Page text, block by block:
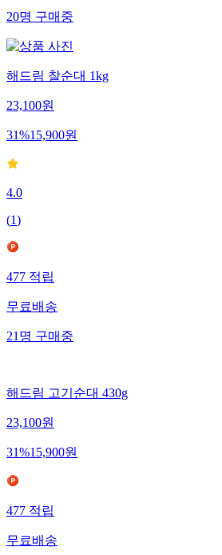
20명구매중
해드림 찰순대 1kg
23,100원
31%15,900원
4.0
(1)
477적립
무료배송
21명구매중
해드림 고기순대 430g
23,100원
31%15,900원
477적립
무료배송